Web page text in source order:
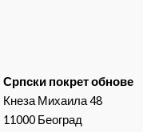
Српски покрет обнове
Кнеза Михаила 48
11000 Београд